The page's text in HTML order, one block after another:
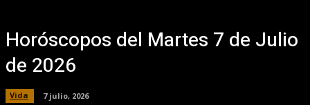
Horóscopos del Martes 7 de Julio
de 2026
Vida 7 julio, 2026